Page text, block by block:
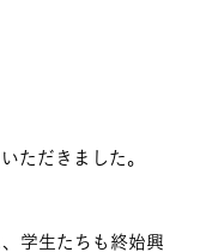
ただきました。
学生たちも終始興